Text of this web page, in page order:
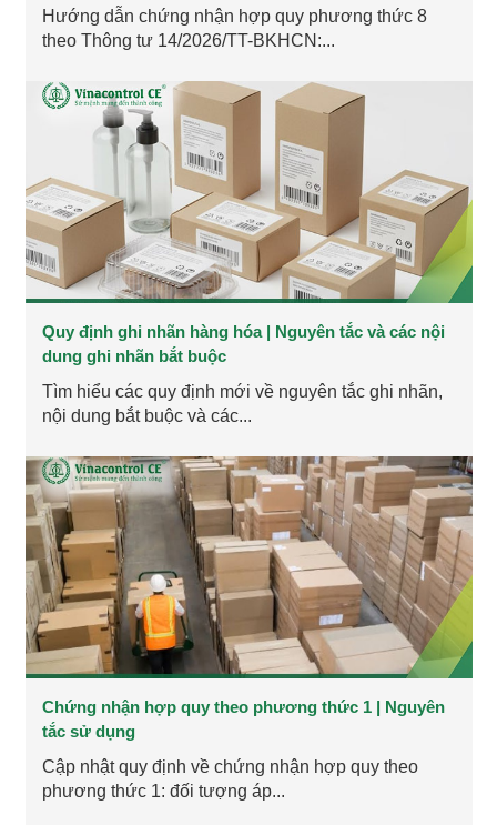
Hướng dẫn chứng nhận hợp quy phương thức 8
theo Thông tư 14/2026/TT-BKHCN:...
Quy định ghi nhãn hàng hóa | Nguyên tắc và các nội
dung ghi nhãn bắt buộc
Tìm hiểu các quy định mới về nguyên tắc ghi nhãn,
nội dung bắt buộc và các...
Chứng nhận hợp quy theo phương thức 1 | Nguyên
tắc sử dụng
Cập nhật quy định về chứng nhận hợp quy theo
phương thức 1: đối tượng áp...